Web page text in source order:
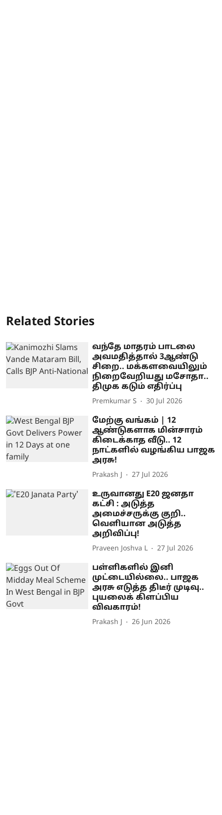
Related Stories
வந்தே மாதரம் பாடலை
அவமதித்தால் 3ஆண்டு
சிறை.. மக்களவையிலும்
நிறைவேறியது மசோதா..
திமுக கடும் எதிர்ப்பு
Premkumar S 30 Jul 2026
மேற்கு வங்கம் | 12
ஆண்டுகளாக மின்சாரம்
கிடைக்காத வீடு.. 12
நாட்களில் வழங்கிய பாஜக
அரசு!
Prakash J 27 Jul 2026
உருவானது E20 ஜனதா
கட்சி : அடுத்த
அமைச்சருக்கு குறி..
வெளியான அடுத்த
அறிவிப்பு!
Praveen Joshva L 27 Jul 2026
பள்ளிகளில் இனி
முட்டையில்லை.. பாஜக
அரசு எடுத்த திடீர் முடிவு..
புயலைக் கிளப்பிய
விவகாரம்!
Prakash J 26 Jun 2026